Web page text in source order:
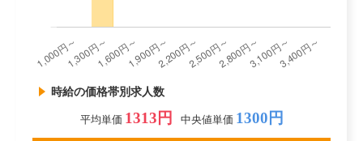
時給の価格帯別求人数
平均単価 1313円 中央値単価 1300円